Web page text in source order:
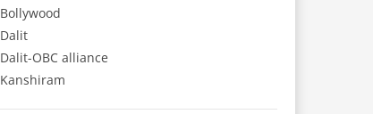
Bollywood
Dalit
Dalit-OBC alliance
Kanshiram